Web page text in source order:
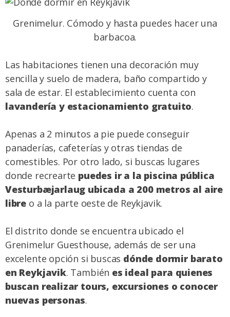
Grenimelur. Cómodo y hasta puedes hacer una
barbacoa.
Las habitaciones tienen una decoración muy
sencilla y suelo de madera, baño compartido y
sala de estar. El establecimiento cuenta con
lavandería y estacionamiento gratuito.
Apenas a 2 minutos a pie puede conseguir
panaderías, cafeterías y otras tiendas de
comestibles. Por otro lado, si buscas lugares
donde recrearte puedes ir a la piscina pública
Vesturbæjarlaug ubicada a 200 metros al aire
libre o a la parte oeste de Reykjavik.
El distrito donde se encuentra ubicado el
Grenimelur Guesthouse, además de ser una
excelente opción si buscas dónde dormir barato
en Reykjavik. También es ideal para quienes
buscan realizar tours, excursiones o conocer
nuevas personas.